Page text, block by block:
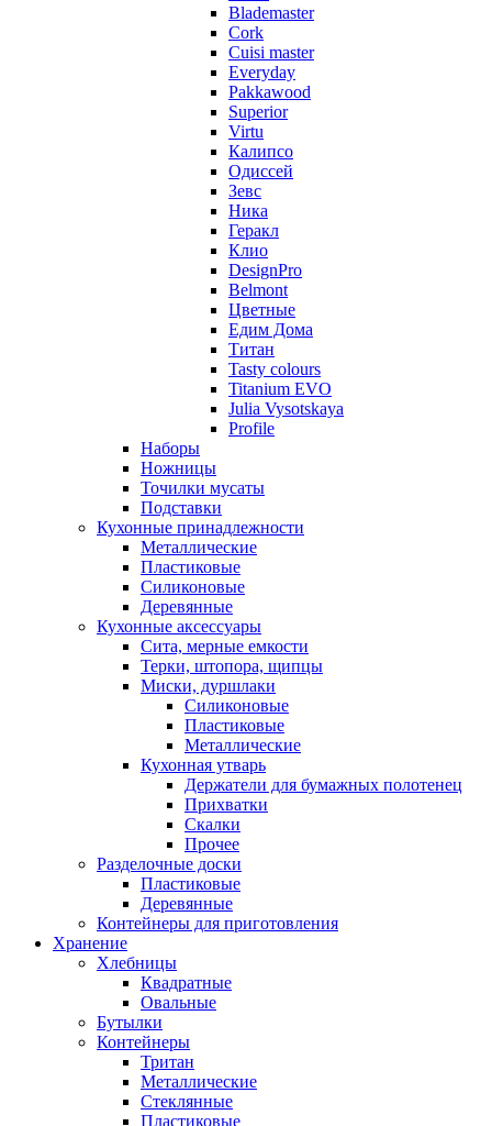
Blademaster
Cork
Cuisi master
Everyday
Pakkawood
Superior
Virtu
Калипсо
Одиссей
Зевс
Ника
Геракл
Клио
DesignPro
Belmont
Цветные
Едим Дома
Титан
Tasty colours
Titanium EVO
Julia Vysotskaya
Profile
Наборы
Ножницы
Точилки мусаты
Подставки
Кухонные принадлежности
Металлические
Пластиковые
Силиконовые
Деревянные
Кухонные аксессуары
Сита, мерные емкости
Терки, штопора, щипцы
Миски, дуршлаки
Силиконовые
Пластиковые
Металлические
Кухонная утварь
Держатели для бумажных полотенец
Прихватки
Скалки
Прочее
Разделочные доски
Пластиковые
Деревянные
Контейнеры для приготовления
Хранение
Хлебницы
Квадратные
Овальные
Бутылки
Контейнеры
Тритан
Металлические
Стеклянные
Пластиковые